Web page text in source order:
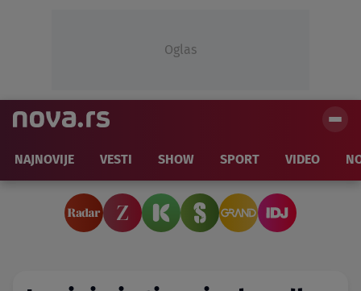
Oglas
NAJNOVIJE VESTI SHOW SPORT VIDEO